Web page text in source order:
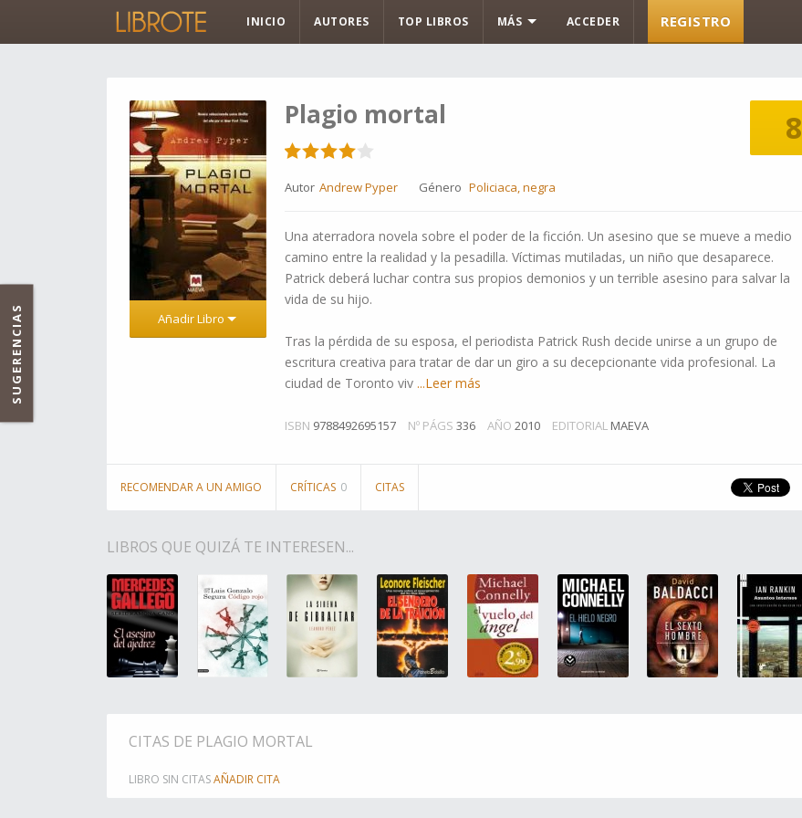
INICIO AUTORES TOP LIBROS MÁS ACCEDER REGISTRO
8
Añadir Libro
Plagio mortal
Autor Andrew Pyper Género Policiaca, negra
Una aterradora novela sobre el poder de la ficción. Un asesino que se mueve a medio
camino entre la realidad y la pesadilla. Víctimas mutiladas, un niño que desaparece.
Patrick deberá luchar contra sus propios demonios y un terrible asesino para salvar la
vida de su hijo.
Tras la pérdida de su esposa, el periodista Patrick Rush decide unirse a un grupo de
escritura creativa para tratar de dar un giro a su decepcionante vida profesional. La
ciudad de Toronto viv ...Leer más
ISBN 9788492695157 Nº PÁGS 336 AÑO 2010 EDITORIAL MAEVA
RECOMENDAR A UN AMIGO CRÍTICAS 0 CITAS
LIBROS QUE QUIZÁ TE INTERESEN...
CITAS DE PLAGIO MORTAL
LIBRO SIN CITASAÑADIR CITA
SUGERENCIAS